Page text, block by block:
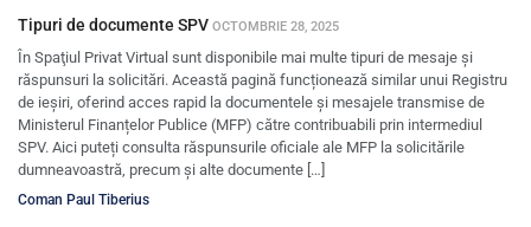
Tipuri de documente SPV OCTOMBRIE 28, 2025
În Spaţiul Privat Virtual sunt disponibile mai multe tipuri de mesaje şi
răspunsuri la solicitări. Această pagină funcționează similar unui Registru
de ieșiri, oferind acces rapid la documentele și mesajele transmise de
Ministerul Finanțelor Publice (MFP) către contribuabili prin intermediul
SPV. Aici puteți consulta răspunsurile oficiale ale MFP la solicitările
dumneavoastră, precum și alte documente […]
Coman Paul Tiberius